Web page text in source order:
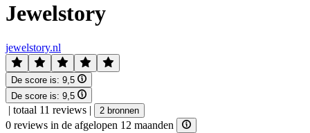
Jewelstory
jewelstory.nl
De score is: 9,5
De score is: 9,5
| totaal 11 reviews | 2 bronnen
0 reviews in de afgelopen 12 maanden